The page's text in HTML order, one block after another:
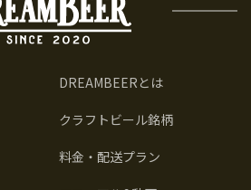
DREAMBEERとは
クラフトビール銘柄
料金・配送プラン